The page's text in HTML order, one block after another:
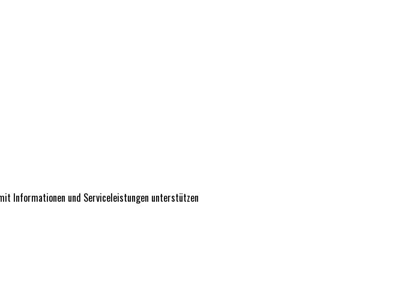
mit Informationen und Serviceleistungen unterstützen